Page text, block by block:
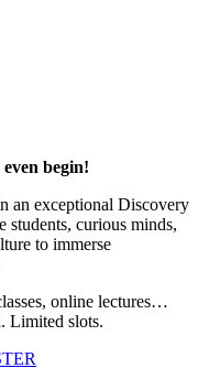
begin!
an exceptional Discovery
curious minds,
to immerse
online lectures…
Limited slots.